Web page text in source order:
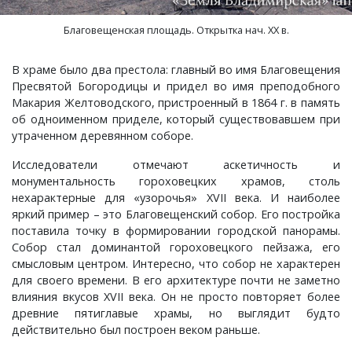
Благовещенская площадь. Открытка нач. ХХ в.
В храме было два престола: главный во имя Благовещения
Пресвятой Богородицы и придел во имя преподобного
Макария Желтоводского, пристроенный в 1864 г. в память
об одноименном приделе, который существовавшем при
утраченном деревянном соборе.
Исследователи отмечают аскетичность и
монументальность гороховецких храмов, столь
нехарактерные для «узорочья» XVII века. И наиболее
яркий пример – это Благовещенский собор. Его постройка
поставила точку в формировании городской панорамы.
Собор стал доминантой гороховецкого пейзажа, его
смысловым центром. Интересно, что собор не характерен
для своего времени. В его архитектуре почти не заметно
влияния вкусов XVII века. Он не просто повторяет более
древние пятиглавые храмы, но выглядит будто
действительно был построен веком раньше.
Слотино, село
Старова, деревня
Таратина, деревня
Чернецкое, село
Шарапово, деревня
Шеина, деревня
Шимонова, деревня
Юрцево, деревня
Паустово, деревня
Пировы-Городищи, село
Плосково, деревня
Путятино, деревня
Раменье, деревня
Сарыево, село
Сергеево, деревня
Сергиевы Горки, село
Фролово, урочище
Шубино, деревня
Старково, деревня
Тасинский Бор, поселок
Уршельский, поселок
Цикуль, село
Шевертни, деревня
Якимец, поселок
Горки, село
Гусево, деревня
Давыдово, село
Дворики, деревня
Дмитриково, деревня
Епишово, деревня
Зауичье, деревня
Ивановская, деревня
Малышево, село
Марьино, село
Медуши, погост
Мелехово, поселок
Меховицы, село
Милиново, село
Мисайлово, деревня
Новый, поселок
Новобусино, деревня
Раздолье, поселок
Снегирево, село
Тимошкино, село
Тонково, деревня
Флорищи, село
Лужки, деревня
Максимово, деревня
Меленки, город
Мильдево, деревня
Окшово, деревня
Песочная, деревня
Просеницы, село
Пьянгус, село
Новоселки, село
Орлово, деревня
Панфилово, село
Пестенькино, деревня
Савково, деревня
Саксино, деревня
Талызино, деревня
Татарово, село
Матренино, село
Нагорный, поселок
Пекша, деревня
Перново, деревня
Петушки, город
Покров, город
Старые Омутищи, деревня
Старые Петушки, деревня
Лучинское, деревня
Одерихино, деревня
Орехово, село
Перебор, деревня
Прокошиха, деревня
Рождествено, село
Семеновское, село
Собинка, город
Овсяниково, деревня
Погребищи, деревня
Полхово, село
Разлукино, деревня
Рычково, деревня
Сеславское, село
Спас-Купалище, село
Судогда, город
Новое, село
Петраково, село
Подберезье, село
Порецкое, село
Пустой Ярославль, деревня
Романово, село
Садовый, поселок
Сновицы, село
Перелоги, село
Подолец, село
Пречистая Гора, село
Ратислово, село
Сима, село
Федоровское, село
Федосьино, село
Чувашиха, деревня